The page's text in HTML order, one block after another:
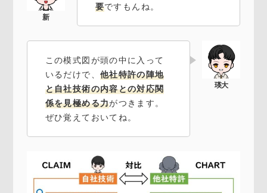
要ですもんね。
この模式図が頭の中に入って
いるだけで、 他社特許の陣地
と自社技術の内容との対応関
係を見極める力がつきます。
ぜひ覚えておいてね。